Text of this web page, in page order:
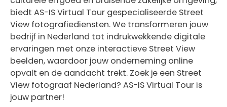
biedt AS-IS Virtual Tour gespecialiseerde Street
View fotografiediensten. We transformeren jouw
bedrijf in Nederland tot indrukwekkende digitale
ervaringen met onze interactieve Street View
beelden, waardoor jouw onderneming online
opvalt en de aandacht trekt. Zoek je een Street
View fotograaf Nederland? AS-IS Virtual Tour is
jouw partner!